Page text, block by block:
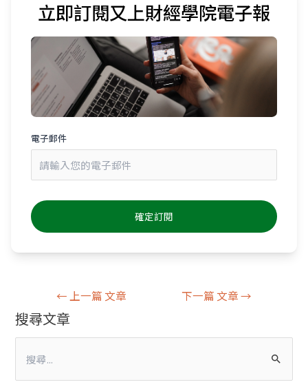
立即訂閱又上財經學院電子報
電子郵件
← 上一篇 文章 下一篇 文章→
搜尋文章
尋